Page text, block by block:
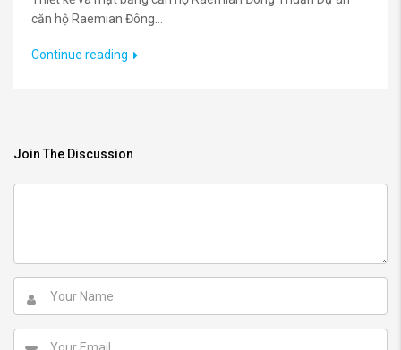
căn hộ Raemian Đông...
Continue reading
Join The Discussion